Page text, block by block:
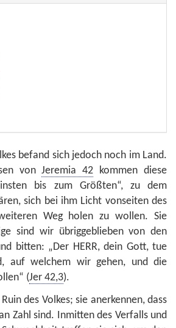
befand sich jedoch noch im Land.
vonJeremia 42 kommen diese
bis zum Größten“, zu dem
sich bei ihm Licht vonseiten des
Weg holen zu wollen. Sie
sind wir übriggeblieben von den
bitten: „Der HERR, dein Gott, tue
auf welchem wir gehen, und die
(Jer 42,3).
des Volkes; sie anerkennen, dass
Zahl sind. Inmitten des Verfalls und